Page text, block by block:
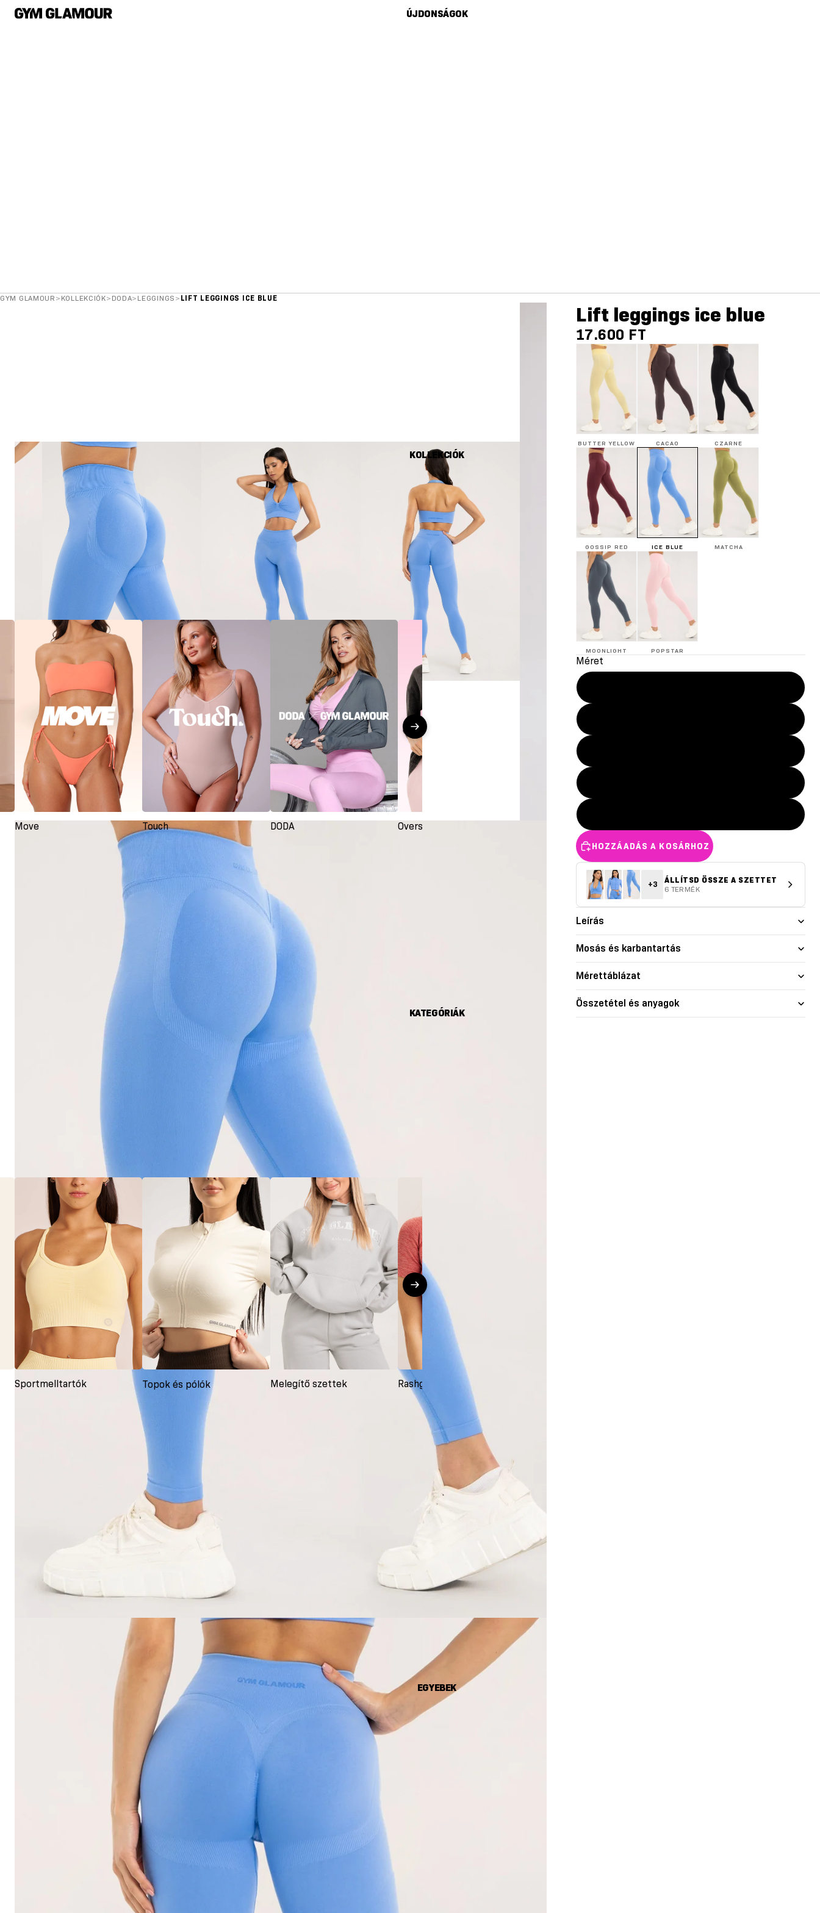
ÚJDONSÁGOK
KOLLEKCIÓK
Move Touch DODA Oversize Second skin Shape
KATEGÓRIÁK
Sportmelltartók Topok és pólók Melegítő szettek Rashguardok
EGYEBEK
GYM GLAMOUR > KOLLEKCIÓK> DODA> LEGGINGS > LIFT LEGGINGS ICE BLUE
Lift leggings ice blue
17.600 FT
BUTTER YELLOW CACAO CZARNE
GOSSIP RED ICE BLUE MATCHA
MOONLIGHT POPSTAR
Méret
HOZZÁADÁS A KOSÁRHOZ
+3 ÁLLÍTSD ÖSSZE A SZETTET
6 TERMÉK
Leírás
Mosás és karbantartás
Mérettáblázat
Összetétel és anyagok